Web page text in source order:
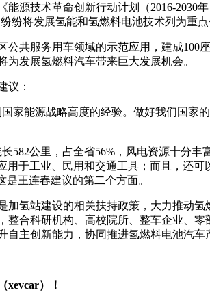
源技术革命创新行动计划（2016-2030
纷将发展氢能和氢燃料电池技术列为重
共服务用车领域的示范应用，建成100
发展氢燃料汽车带来巨大发展机会。
议：
家能源战略高度的经验。做好我们国家
582公里，占全省56%，风电资源十分
于工业、民用和交通工具；而且，还
王连春建议的第二个方面。
氢站建设的相关扶持政策，大力推动
合科研机构、高校院所、整车企业、
主创新能力，协同推进氢燃料电池汽车
xevcar）！